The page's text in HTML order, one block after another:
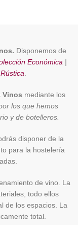
Disponemos de
Económica |
.
Vinos mediante los
los que hemos
y de botelleros.
disponer de la
para la hostelería
de vino. La
todo ellos
de los espacios. La
total.